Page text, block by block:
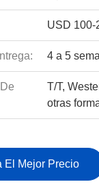
USD 100-
4 a 5
T/T,
otras
El Mejor Precio